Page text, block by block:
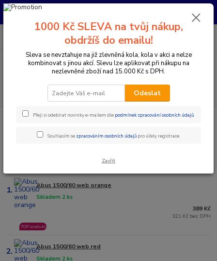
Pro nachystání kola / doplňků na prodejně si prosím zavolejte dopředu.
Menu
CZK
PO-PÁ 10:00-17:00 | SO: 9:00-12:00
Doplňky a helmy Zámky
Zámky
1. Abus 1500/60 web orange
Skladem 2 ks
TOP produkt
389 Kč
321 Kč bez DPH
2. Abus 1500/60 web red
Skladem 2 ks
1000 Kč SLEVA na tvůj nákup,
obdržíš do emailu!
Sleva se nevztahuje na již zlevněná kola, kola v akci a nelze
kombinovat s jinou akcí. Slevu lze aplikovat při nákupu na
nezlevněné zboží nad 15.000 Kč s DPH.
Odeslat
Přeji si odebírat novinky e-mailem dle podmínek zpracování osobních údajů.
Souhlasím se zpracováním osobních údajů pro účely registrace.
Zavřít